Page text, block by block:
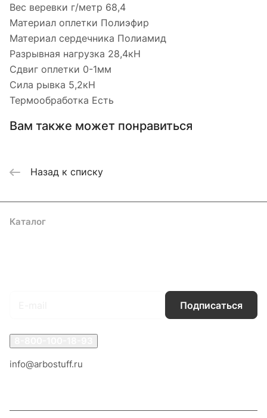
Вес веревки г/метр 68,4
Материал оплетки Полиэфир
Материал сердечника Полиамид
Разрывная нагрузка 28,4кН
Сдвиг оплетки 0-1мм
Сила рывка 5,2кН
Термообработка Есть
Вам также может понравиться
Назад к списку
Каталог
Подписаться
info@arbostuff.ru